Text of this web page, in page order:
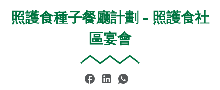
照護食種子餐廳計劃 - 照護食社
區宴會